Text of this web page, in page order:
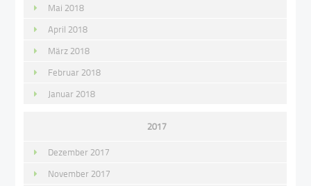
Mai 2018
April 2018
März 2018
Februar 2018
Januar 2018
2017
Dezember 2017
November 2017